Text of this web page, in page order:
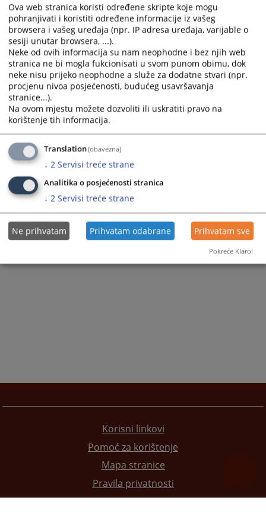
Prikazana vijest je na: Srpski jezik
Prateći dokumenti
Obrazac realizacije_usluge stampanja CMS omota i
koverti.doc
334
Korisni linkovi
Pomoć za korištenje
Mapa stranice
Pravila privatnosti
Ova web stranica koristi određene skripte koje mogu
pohranjivati i koristiti određene informacije iz vašeg
browsera i vašeg uređaja (npr. IP adresa uređaja, varijable o
sesiji unutar browsera, ...).
Neke od ovih informacija su nam neophodne i bez njih web
stranica ne bi mogla fukcionisati u svom punom obimu, dok
neke nisu prijeko neophodne a služe za dodatne stvari (npr.
procjenu nivoa posjećenosti, budućeg usavršavanja
stranice...).
Na ovom mjestu možete dozvoliti ili uskratiti pravo na
korištenje tih informacija.
Translation(obavezna)
↓ 2 Servisi treće strane
Analitika o posjećenosti stranica
↓ 2 Servisi treće strane
Ne prihvatam Prihvatam odabrane Prihvatam sve
Pokreće Klaro!